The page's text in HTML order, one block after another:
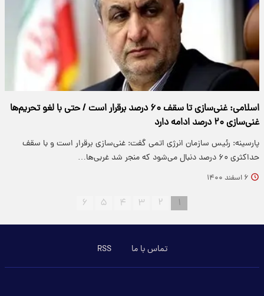
اسلامی: غنی‌سازی تا سقف ۶۰ درصد برقرار است / حتی با لغو تحریم‌ها
غنی‌سازی ۲۰ درصد ادامه دارد
پارسینه: رئیس سازمان انرژی اتمی گفت: غنی‌سازی برقرار است و با سقف
حداکثری ۶۰ درصد دنبال می‌شود که منجر شد غربی‌ها…
۶ اسفند ۱۴۰۰
۱ ۲ ۳ ۴ ۵ ۶
تماس با ما RSS